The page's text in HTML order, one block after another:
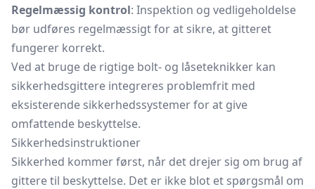
Regelmæssig kontrol: Inspektion og vedligeholdelse
bør udføres regelmæssigt for at sikre, at gitteret
fungerer korrekt.
Ved at bruge de rigtige bolt- og låseteknikker kan
sikkerhedsgittere integreres problemfrit med
eksisterende sikkerhedssystemer for at give
omfattende beskyttelse.
Sikkerhedsinstruktioner
Sikkerhed kommer først, når det drejer sig om brug af
gittere til beskyttelse. Det er ikke blot et spørgsmål om